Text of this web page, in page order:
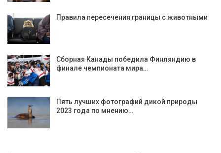
Правила пересечения границы с животными
Сборная Канады победила Финляндию в
финале чемпионата мира…
Пять лучших фотографий дикой природы
2023 года по мнению…